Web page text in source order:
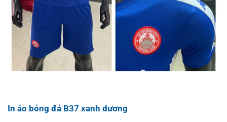
In áo bóng đá B37 xanh dương